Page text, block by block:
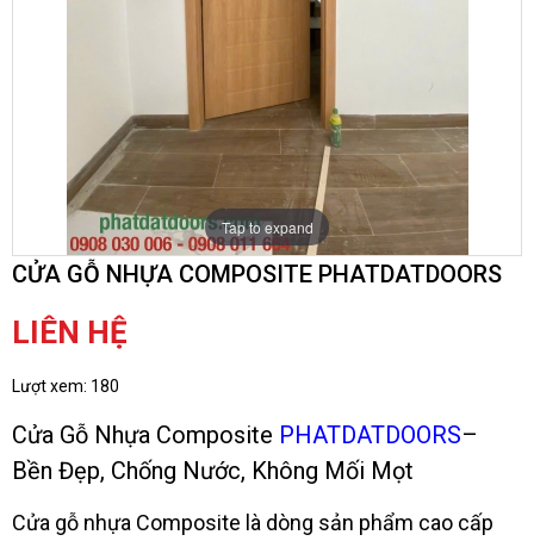
Tap to expand
CỬA GỖ NHỰA COMPOSITE PHATDATDOORS
LIÊN HỆ
Lượt xem: 180
Cửa Gỗ Nhựa Composite PHATDATDOORS–
Bền Đẹp, Chống Nước, Không Mối Mọt
Cửa gỗ nhựa Composite là dòng sản phẩm cao cấp